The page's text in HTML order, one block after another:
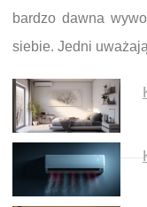
bardzo dawna
siebie. Jedni